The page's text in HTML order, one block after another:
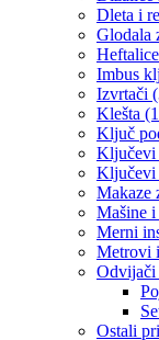
Dleta i
Glodala
Heftalice
Imbus
Izvrtači
Klešta
Ključ
Ključevi
Ključevi
Makaze
Mašine i
Merni
Metrovi
Odvijači
Ostali